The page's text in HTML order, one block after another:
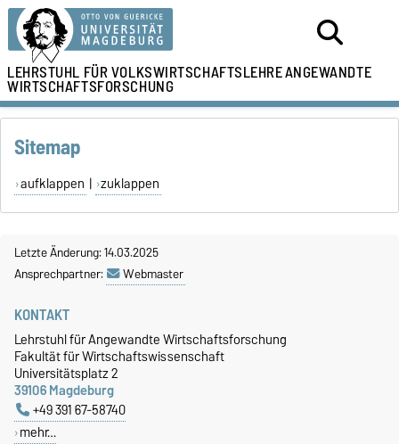
LEHRSTUHL FÜR VOLKSWIRTSCHAFTSLEHREANGEWANDTE
WIRTSCHAFTSFORSCHUNG
Sitemap
aufklappen | zuklappen
Letzte Änderung: 14.03.2025
Ansprechpartner:
Webmaster
KONTAKT
Lehrstuhl für Angewandte Wirtschaftsforschung
Fakultät für Wirtschaftswissenschaft
Universitätsplatz 2
39106 Magdeburg
+49 391 67-58740
mehr…